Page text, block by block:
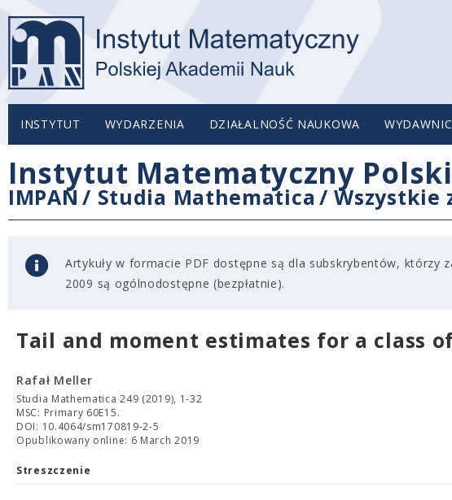
INSTYTUT WYDARZENIA DZIAŁALNOŚĆ NAUKOWA
Instytut Matematyczny
IMPAN / Studia Mathematica /Wszystkie
Artykuły w formacie PDF dostępne są dla subskrybentów, którzy
2009 są ogólnodostępne (bezpłatnie).
Tail and moment estimates for a class
Rafał Meller
Studia Mathematica 249 (2019), 1-32
MSC: Primary 60E15.
DOI: 10.4064/sm170819-2-5
Opublikowany online: 6 March 2019
Streszczenie